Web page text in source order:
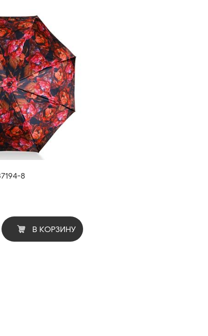
8
В КОРЗИНУ